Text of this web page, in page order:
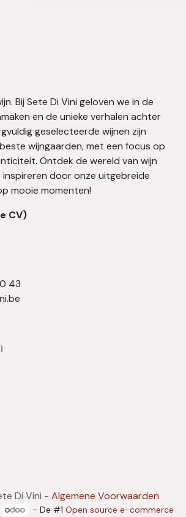
Bij Sete Di Vini geloven we in de
en de unieke verhalen achter
geselecteerde wijnen zijn
wijngaarden, met een focus op
Ontdek de wereld van wijn
door onze uitgebreide
mooie momenten!
CV)
43
Di Vini - Algemene Voorwaarden
- De #1 Open source e-commerce